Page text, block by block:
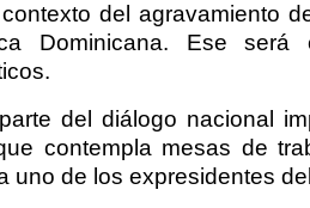
del agravamiento
Dominicana. Ese
del diálogo nacional
contempla mesas de
uno de los expresidentes